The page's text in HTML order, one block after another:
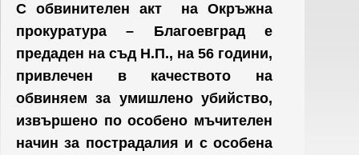
С обвинителен акт на Окръжна
прокуратура – Благоевград е
предаден на съд Н.П., на 56 години,
привлечен в качеството на
обвиняем за умишлено убийство,
извършено по особено мъчителен
начин за пострадалия и с особена